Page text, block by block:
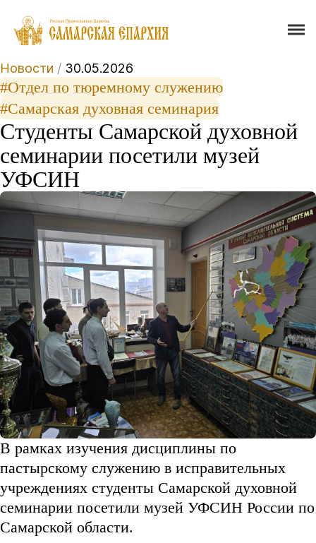
Новости / 30.05.2026
#Отдел по тюремному служению
#Самарская духовная семинария
Студенты Самарской духовной
семинарии посетили музей
УФСИН
В рамках изучения дисциплины по
пастырскому служению в исправительных
учреждениях студенты Самарской духовной
семинарии посетили музей УФСИН России по
Самарской области.